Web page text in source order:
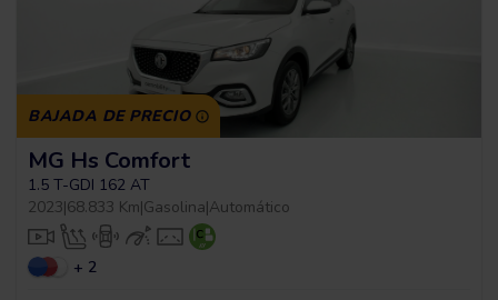
BAJADA DE PRECIO
MG Hs Comfort
1.5 T-GDI 162 AT
2023|68.833 Km|Gasolina|Automático
+ 2